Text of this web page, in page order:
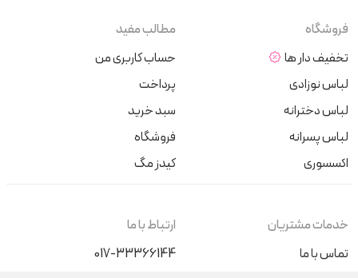
فروشگاه
تخفیف دار ها
لباس نوزادی
لباس دخترانه
لباس پسرانه
اکسسوری
مطالب مفید
حساب کاربری من
پرداخت
سبد خرید
فروشگاه
کیدز مگ
خدمات مشتریان
تماس با ما
ارتباط با ما
017-33366144